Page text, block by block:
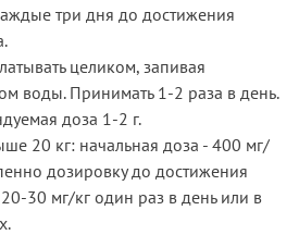
три дня до достижения
целиком, запивая
воды. Принимать 1-2 раза в день.
доза 1-2 г.
20 кг: начальная доза - 400 мг/
дозировку до достижения
30 мг/кг один раз в день или в